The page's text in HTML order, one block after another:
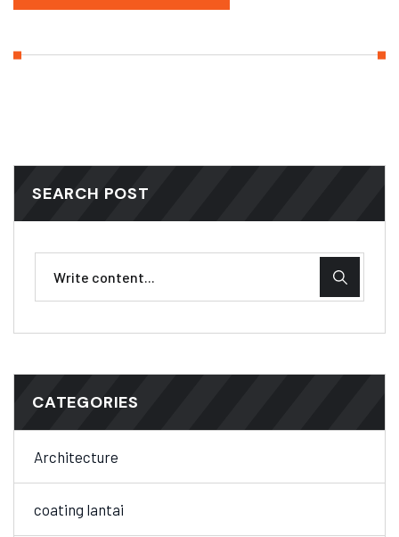
SEARCH POST
CATEGORIES
Architecture
coating lantai